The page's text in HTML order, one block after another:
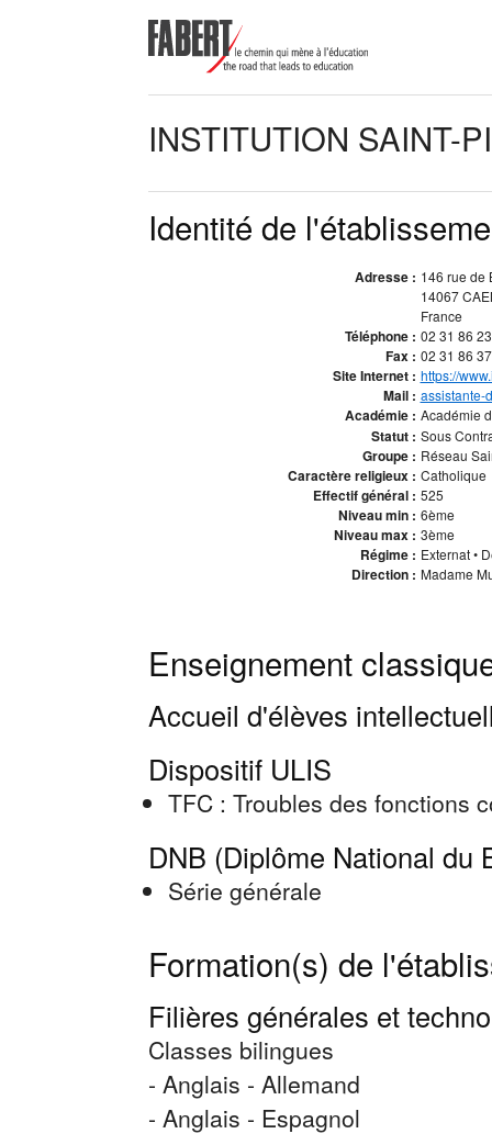
INSTITUTION SAINT-
Identité de
Adresse : 146 rue de
14067
France
Téléphone : 02 31 86
Fax : 02 31 86
Site Internet : https://
Mail : assistante-
Académie : Académie
Statut : Sous
Groupe : Réseau
Caractère religieux : Catholique
Effectif général : 525
Niveau min : 6ème
Niveau max : 3ème
Régime : Externat •
Direction : Madame
Enseignement
Accueil d'élèves
Dispositif ULIS
TFC : Troubles des fonctions
DNB (Diplôme National du
Série générale
Formation(s) de
Filières générales et
Classes bilingues
- Anglais - Allemand
- Anglais - Espagnol